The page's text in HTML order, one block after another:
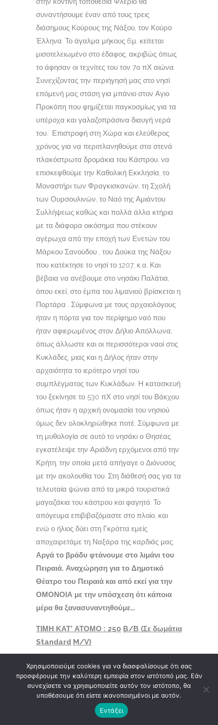
συναντήσουμε έναν από τους τρεις
διάσημους Κούρους της Νάξου, τον Κούρο
Έλληνα. Το άγαλμα μήκους 6μ. κείτεται
μισοτελειωμένο στο έδαφος, ακριβώς όπως
το άφησαν οι τεχνίτες του τον 7ο πΧ αιώνα.
Συνεχίζοντας την περιήγησή μας στο νησί
επόμενή μας στάση για μπάνιο στον Αγιο
Προκόπη που φημίζεται παγκοσμίως για τα
υπέροχα και γαλαζοπράσινα διαυγή νερά
του. Επιστροφή στη Χώρα και ελεύθερος
χρόνος για να περιπλανηθούμε στα στενά
πλακόστρωτα δρομάκια του Κάστρου, να
επισκεφθούμε την Καθολική Εκκλησία, το
Μοναστήρι των Φραγκισκανών, τη Σχολή
των Ουρσουλινών, το Ναό της Αμιάντου
Συλλήψεως καθώς και πολλά άλλα κτήρια
με τα διάφορα οικόσημα που στέκουν
αγέρωχα από την εποχή των Ενετών του
Μάρκου Σανούδου , του Δούκα της Νάξου
που κατέκτησε το νησί το 1207, κ.α. Και
βέβαια να ανέβουμε στο νησάκι Παλάτια,
όπου εκεί, στο έμπα του λιμανιού βρίσκεται η
Πορτάρα . Σύμφωνα με τους αρχαιολόγους
ήταν η πόρτα για τον περίφημο ναό που
ήταν αφιερωμένος στον Δήλιο Απόλλωνα,
όπως άλλωστε και οι περισσότεροι ναοί στις
Κυκλάδες, μιας και η Δήλος ήταν στην
αρχαιότητα το ιερότερο νησί του
συμπλέγματος των Κυκλάδων. Η κατασκευή
του ξεκίνησε το 530 πΧ στο νησί του Βάκχου
όπως ήταν η αρχική ονομασία του νησιού
όμως δεν ολοκληρώθηκε ποτέ. Σύμφωνα με
τη μυθολογία σε αυτό το νησάκι ο Θησέας
εγκατέλειψε την Αριάδνη ερχόμενοι από την
Κρήτη, την οποία μετά απήγαγε ο Διόνυσος
με την ακολουθία του. Στη διάθεσή σας για τα
τελευταία ψώνια από τα μικρά τουριστικά
μαγαζάκια του κάστρου και φαγητό. Το
απόγευμα επιβιβαζόμαστε στο πλοίο, και
ενώ ο ήλιος δύει στη Γκρόττα εμείς
αποχαιρετάμε τη Ναξάρα της καρδιάς μας.
Αργά το βράδυ φτάνουμε στο λιμάνι του
Πειραιά. Αναχώρηση για το Δημοτικό
Θέατρο του Πειραιά και από εκεί για την
ΟΜΟΝΟΙΑ με την υπόσχεση ότι κάποια
μέρα θα ξανασυναντηθούμε…
ΤΙΜΗ ΚΑΤ’ ΑΤΟΜΟ : 250 B/Β (Σε δωμάτια
Standard M/V)
ΤΙΜΗ ΚΑΤ’ ΑΤΟΜΟ :280 B/Β (Σε
δωμάτιαDeluxe S/V)
ΠΕΡΙΛΑΜΒΑΝΕΙ:1) Το εισιτήριο του
πούλμαν, 2) το ξενοδοχείο ‘
Χρησιμοποιούμε cookies για να διασφαλίσουμε ότι σας
προσφέρουμε την καλύτερη εμπειρία στον ιστότοπό μας. Εάν
συνεχίσετε να χρησιμοποιείτε αυτόν τον ιστότοπο, θα
υποθέσουμε ότι είστε ικανοποιημένοι με αυτόν.
Εντάξει